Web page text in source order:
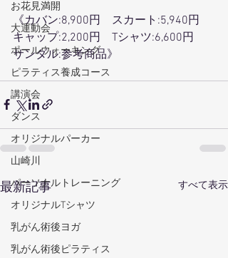
お花見満開
大運動会
ポールウォーキング
ピラティス養成コース
講演会
ダンス
オリジナルパーカー
山崎川
パーソナルトレーニング
オリジナルTシャツ
乳がん術後ヨガ
乳がん術後ピラティス
《カバン:8,900円　スカート:5,940円
キャップ:2,200円　Tシャツ:6,600円
サンダル:参考商品》
最新記事 すべて表示